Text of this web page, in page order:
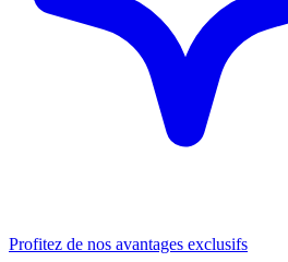
Profitez de nos avantages exclusifs